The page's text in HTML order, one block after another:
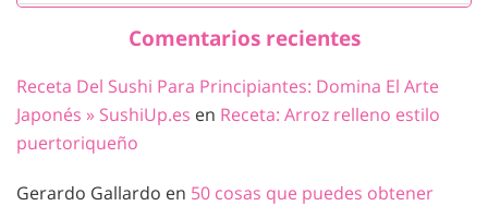
Comentarios recientes
Receta Del Sushi Para Principiantes: Domina El Arte
Japonés » SushiUp.es en Receta: Arroz relleno estilo
puertoriqueño
Gerardo Gallardo en 50 cosas que puedes obtener